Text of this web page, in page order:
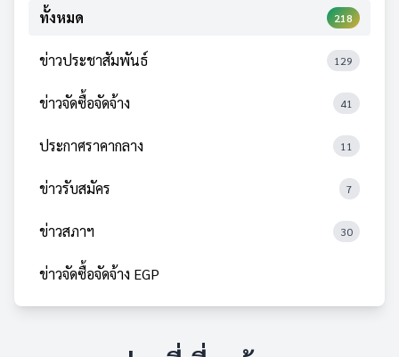
ทั้งหมด 218
ข่าวประชาสัมพันธ์ 129
ข่าวจัดซื้อจัดจ้าง 41
ประกาศราคากลาง 11
ข่าวรับสมัคร 7
ข่าวสภาฯ 30
ข่าวจัดซื้อจัดจ้าง EGP